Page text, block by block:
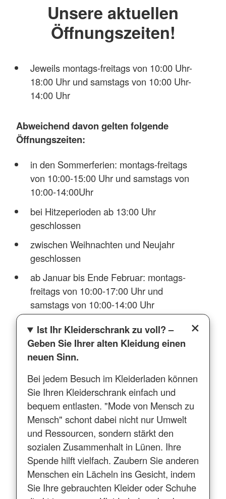
Unsere aktuellen
Öffnungszeiten!
Jeweils montags-freitags von 10:00 Uhr-
18:00 Uhr und samstags von 10:00 Uhr-
14:00 Uhr
Abweichend davon gelten folgende
Öffnungszeiten:
in den Sommerferien: montags-freitags
von 10:00-15:00 Uhr und samstags von
10:00-14:00Uhr
bei Hitzeperioden ab 13:00 Uhr
geschlossen
zwischen Weihnachten und Neujahr
geschlossen
ab Januar bis Ende Februar: montags-
freitags von 10:00-17:00 Uhr und
samstags von 10:00-14:00 Uhr
Ist Ihr Kleiderschrank zu voll? –
Geben Sie Ihrer alten Kleidung einen
neuen Sinn.
Bei jedem Besuch im Kleiderladen können
Sie Ihren Kleiderschrank einfach und
bequem entlasten. "Mode von Mensch zu
Mensch" schont dabei nicht nur Umwelt
und Ressourcen, sondern stärkt den
sozialen Zusammenhalt in Lünen. Ihre
Spende hilft vielfach. Zaubern Sie anderen
Menschen ein Lächeln ins Gesicht, indem
Sie Ihre gebrauchten Kleider oder Schuhe